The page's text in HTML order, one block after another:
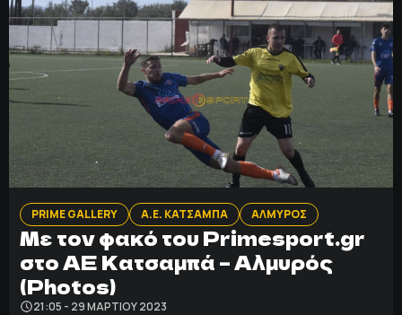
PRIME GALLERY Α.Ε. ΚΑΤΣΑΜΠΑ ΑΛΜΥΡΟΣ
Με τον φακό του Primesport.gr
στο ΑΕ Κατσαμπά – Αλμυρός
(Photos)
21:05 - 29 ΜΑΡΤΊΟΥ 2023